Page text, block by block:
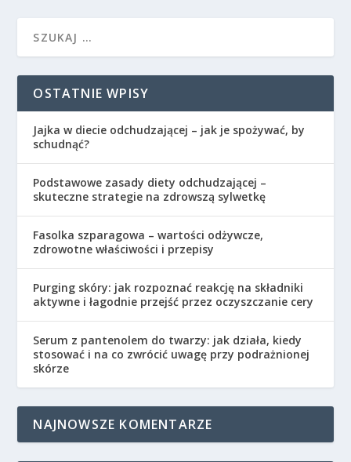
OSTATNIE WPISY
Jajka w diecie odchudzającej – jak je spożywać, by
schudnąć?
Podstawowe zasady diety odchudzającej –
skuteczne strategie na zdrowszą sylwetkę
Fasolka szparagowa – wartości odżywcze,
zdrowotne właściwości i przepisy
Purging skóry: jak rozpoznać reakcję na składniki
aktywne i łagodnie przejść przez oczyszczanie cery
Serum z pantenolem do twarzy: jak działa, kiedy
stosować i na co zwrócić uwagę przy podrażnionej
skórze
NAJNOWSZE KOMENTARZE